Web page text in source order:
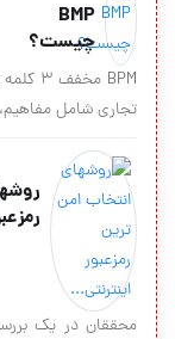
BMP
چیست؟
تجاری شامل مفاهیم،